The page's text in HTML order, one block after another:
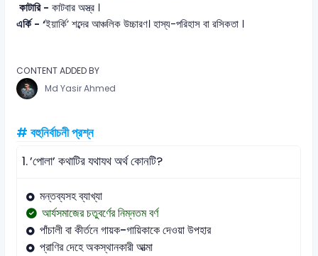
কাটারি -কাটবার অস্ত্র ।
এর্কি - ‘ইয়ার্কি’ শব্দের আঞ্চলিক উচ্চারণ। হাস্য-পরিহাস বা রসিকতা ।
CONTENT ADDED BY
Md Yasir Ahmed
# বহুনির্বাচনী প্রশ্ন
1.’পোলা’ কথাটির যথাযথ অর্থ কোনটি?
মন্তব্যসহ ব্যাখ্যা
আর্যসমাজের চতুবর্ণের নিম্নতম বর্ণ
পাঁচালী বা কীর্তনে গায়ক-গায়িকাকে দেওয়া ‍উপহার
প্রাণির দেহে অকস্থানকারী আত্মা